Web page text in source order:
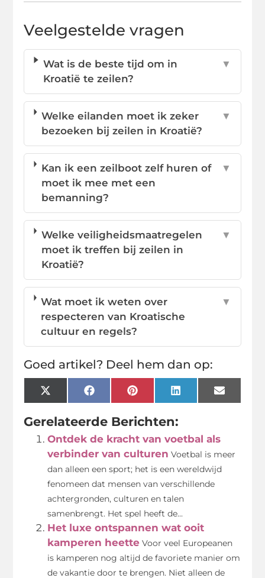
Veelgestelde vragen
Wat is de beste tijd om in
Kroatië te zeilen?
▼
Welke eilanden moet ik zeker
bezoeken bij zeilen in Kroatië?
▼
Kan ik een zeilboot zelf huren of
moet ik mee met een
bemanning?
▼
Welke veiligheidsmaatregelen
moet ik treffen bij zeilen in
Kroatië?
▼
Wat moet ik weten over
respecteren van Kroatische
cultuur en regels?
▼
Goed artikel? Deel hem dan op:
X
(Twitter)
FacebookPinterestLinkedInEmail
Gerelateerde Berichten:
Ontdek de kracht van voetbal als
verbinder van culturen Voetbal is meer
dan alleen een sport; het is een wereldwijd
fenomeen dat mensen van verschillende
achtergronden, culturen en talen
samenbrengt. Het spel heeft de...
Het luxe ontspannen wat ooit
kamperen heette Voor veel Europeanen
is kamperen nog altijd de favoriete manier om
de vakantie door te brengen. Niet alleen de